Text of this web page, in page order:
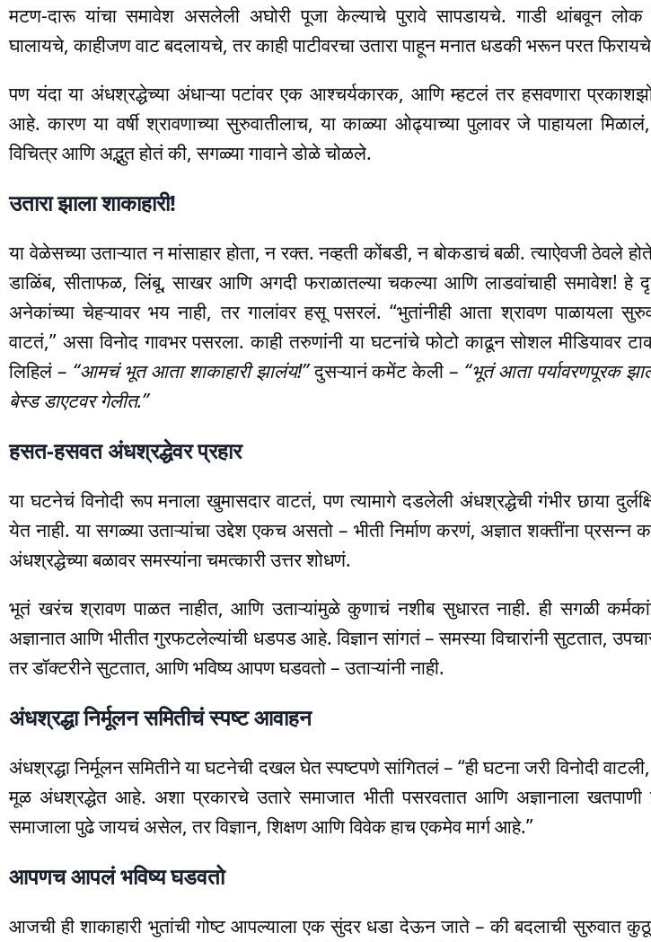
मटण-दारू यांचा समावेश असलेली अघोरी पूजा केल्याचे पुरावे सापडायचे. गाडी थांबवून लोक
घालायचे, काहीजण वाट बदलायचे, तर काही पाटीवरचा उतारा पाहून मनात धडकी भरून परत
पण यंदा या अंधश्रद्धेच्या अंधाऱ्या पटांवर एक आश्चर्यकारक, आणि म्हटलं तर हसवणारा
आहे. कारण या वर्षी श्रावणाच्या सुरुवातीलाच, या काळ्या ओढ्याच्या पुलावर जे पाहायला
विचित्र आणि अद्भुत होतं की, सगळ्या गावाने डोळे चोळले.
उतारा झाला शाकाहारी!
या वेळेसच्या उताऱ्यात न मांसाहार होता, न रक्त. नव्हती कोंबडी, न बोकडाचं बळी. त्याऐवजी ठेवले
डाळिंब, सीताफळ, लिंबू, साखर आणि अगदी फराळातल्या चकल्या आणि लाडवांचाही समावेश! हे
अनेकांच्या चेहऱ्यावर भय नाही, तर गालांवर हसू पसरलं. “भुतांनीही आता श्रावण पाळायला
वाटतं,” असा विनोद गावभर पसरला. काही तरुणांनी या घटनांचे फोटो काढून सोशल मीडियावर
लिहिलं – “आमचं भूत आता शाकाहारी झालंय!”दुसऱ्यानं कमेंट केली – “भूतं आता पर्यावरणपूरक
बेस्ड डाएटवर गेलीत.”
हसत-हसवत अंधश्रद्धेवर प्रहार
या घटनेचं विनोदी रूप मनाला खुमासदार वाटतं, पण त्यामागे दडलेली अंधश्रद्धेची गंभीर छाया
येत नाही. या सगळ्या उताऱ्यांचा उद्देश एकच असतो – भीती निर्माण करणं, अज्ञात शक्तींना
अंधश्रद्धेच्या बळावर समस्यांना चमत्कारी उत्तर शोधणं.
भूतं खरंच श्रावण पाळत नाहीत, आणि उताऱ्यांमुळे कुणाचं नशीब सुधारत नाही. ही सगळी
अज्ञानात आणि भीतीत गुरफटलेल्यांची धडपड आहे. विज्ञान सांगतं – समस्या विचारांनी सुटतात,
तर डॉक्टरीने सुटतात, आणि भविष्य आपण घडवतो – उताऱ्यांनी नाही.
अंधश्रद्धा निर्मूलन समितीचं स्पष्ट आवाहन
अंधश्रद्धा निर्मूलन समितीने या घटनेची दखल घेत स्पष्टपणे सांगितलं – “ही घटना जरी विनोदी
मूळ अंधश्रद्धेत आहे. अशा प्रकारचे उतारे समाजात भीती पसरवतात आणि अज्ञानाला खतपाणी
समाजाला पुढे जायचं असेल, तर विज्ञान, शिक्षण आणि विवेक हाच एकमेव मार्ग आहे.”
आपणच आपलं भविष्य घडवतो
आजची ही शाकाहारी भुतांची गोष्ट आपल्याला एक सुंदर धडा देऊन जाते – की बदलाची सुरुवात